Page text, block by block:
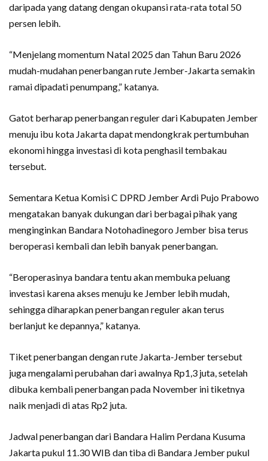
daripada yang datang dengan okupansi rata-rata total 50
persen lebih.
“Menjelang momentum Natal 2025 dan Tahun Baru 2026
mudah-mudahan penerbangan rute Jember-Jakarta semakin
ramai dipadati penumpang,” katanya.
Gatot berharap penerbangan reguler dari Kabupaten Jember
menuju ibu kota Jakarta dapat mendongkrak pertumbuhan
ekonomi hingga investasi di kota penghasil tembakau
tersebut.
Sementara Ketua Komisi C DPRD Jember Ardi Pujo Prabowo
mengatakan banyak dukungan dari berbagai pihak yang
menginginkan Bandara Notohadinegoro Jember bisa terus
beroperasi kembali dan lebih banyak penerbangan.
“Beroperasinya bandara tentu akan membuka peluang
investasi karena akses menuju ke Jember lebih mudah,
sehingga diharapkan penerbangan reguler akan terus
berlanjut ke depannya,” katanya.
Tiket penerbangan dengan rute Jakarta-Jember tersebut
juga mengalami perubahan dari awalnya Rp1,3 juta, setelah
dibuka kembali penerbangan pada November ini tiketnya
naik menjadi di atas Rp2 juta.
Jadwal penerbangan dari Bandara Halim Perdana Kusuma
Jakarta pukul 11.30 WIB dan tiba di Bandara Jember pukul